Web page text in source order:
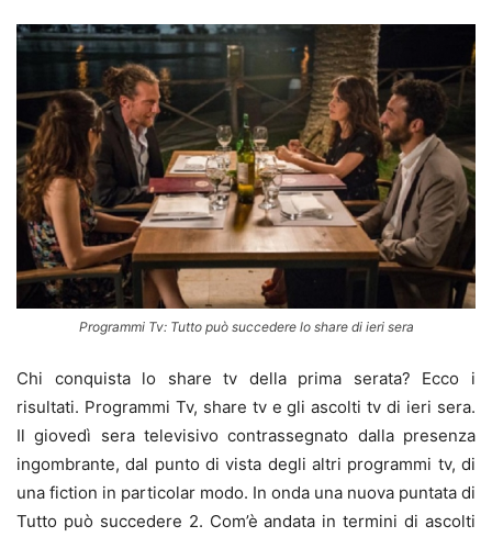
Programmi Tv: Tutto può succedere lo share di ieri sera
Chi conquista lo share tv della prima serata? Ecco i
risultati. Programmi Tv, share tv e gli ascolti tv di ieri sera.
Il giovedì sera televisivo contrassegnato dalla presenza
ingombrante, dal punto di vista degli altri programmi tv, di
una fiction in particolar modo. In onda una nuova puntata di
Tutto può succedere 2. Com’è andata in termini di ascolti